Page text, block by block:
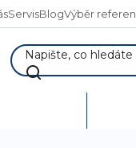
ServisBlogVýběr